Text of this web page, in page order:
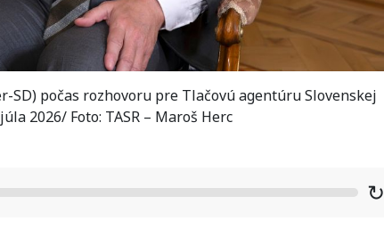
SD) počas rozhovoru pre Tlačovú agentúru Slovenskej
2026/ Foto: TASR – Maroš Herc
↻